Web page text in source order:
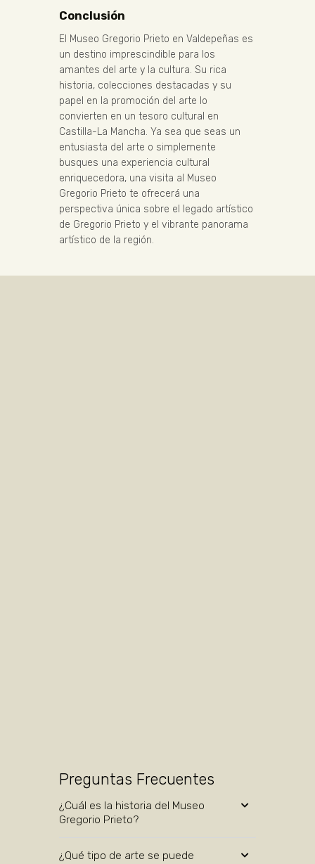
Conclusión
El Museo Gregorio Prieto en Valdepeñas es
un destino imprescindible para los
amantes del arte y la cultura. Su rica
historia, colecciones destacadas y su
papel en la promoción del arte lo
convierten en un tesoro cultural en
Castilla-La Mancha. Ya sea que seas un
entusiasta del arte o simplemente
busques una experiencia cultural
enriquecedora, una visita al Museo
Gregorio Prieto te ofrecerá una
perspectiva única sobre el legado artístico
de Gregorio Prieto y el vibrante panorama
artístico de la región.
Preguntas Frecuentes
¿Cuál es la historia del Museo
Gregorio Prieto?
¿Qué tipo de arte se puede